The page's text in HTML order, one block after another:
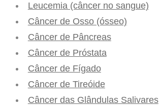
Leucemia (câncer no sangue)
Câncer de Osso (ósseo)
Câncer de Pâncreas
Câncer de Próstata
Câncer de Fígado
Câncer de Tireóide
Câncer das Glândulas Salivares